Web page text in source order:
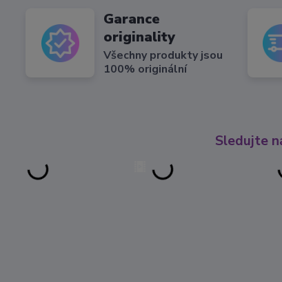
Garance
originality
Všechny produkty jsou
100% originální
Sledujte